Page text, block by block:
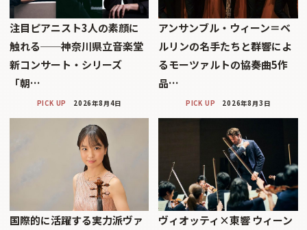
注目ピアニスト3人の素顔に
触れる──神奈川県立音楽堂
新コンサート・シリーズ
「朝…
PICK UP 2026年8月4日
アンサンブル・ウィーン＝ベ
ルリンの名手たちと群響によ
るモーツァルトの協奏曲5作
品…
PICK UP 2026年8月3日
国際的に活躍する実力派ヴァ
ヴィオッティ×東響 ウィーン